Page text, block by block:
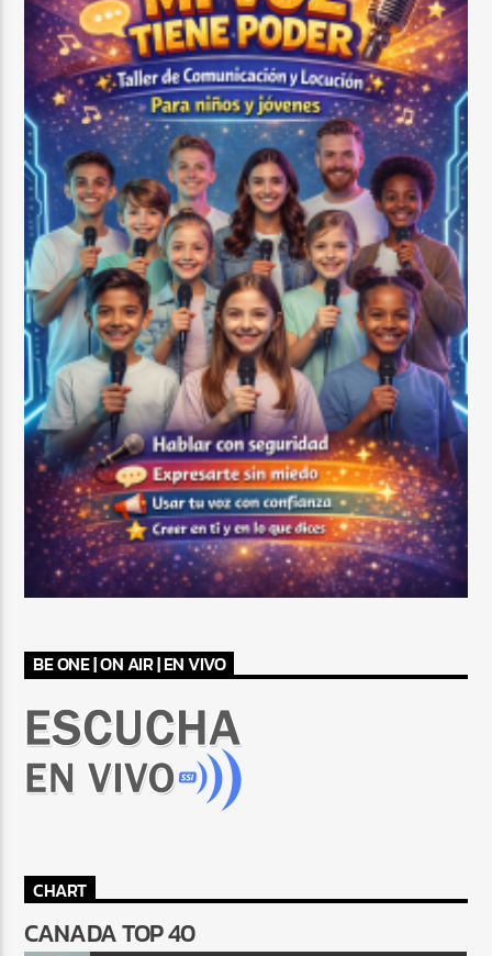
BE ONE | ON AIR | EN VIVO
CHART
CANADA TOP 40